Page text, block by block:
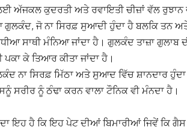
ਅੱਜਕਲ ਕੁਦਰਤੀ ਅਤੇ ਰਵਾਇਤੀ ਚੀਜ਼ਾਂ ਵੱਲ ਰੁਝਾਨ
ਜੋ ਨਾ ਸਿਰਫ਼ ਸੁਆਦੀ ਹੁੰਦਾ ਹੈ ਬਲਕਿ ਤਨ
ਸਾਥੀ ਮੰਨਿਆ ਜਾਂਦਾ ਹੈ। ਗੁਲਕੰਦ ਤਾਜ਼ਾ ਗੁਲਾਬ
ਕੇ ਤਿਆਰ ਕੀਤਾ ਜਾਂਦਾ ਹੈ।
ਨਾ ਸਿਰਫ਼ ਮਿੱਠਾ ਅਤੇ ਸੁਆਦ ਵਿੱਚ ਸ਼ਾਨਦਾਰ
ਨੂੰ ਠੰਢਾ ਕਰਨ ਵਾਲਾ ਟੌਨਿਕ ਵੀ ਮੰਨਦਾ ਹੈ।
ਇਹ ਹੈ ਕਿ ਇਹ ਪੇਟ ਦੀਆਂ ਬਿਮਾਰੀਆਂ ਜਿਵੇਂ ਕਿ